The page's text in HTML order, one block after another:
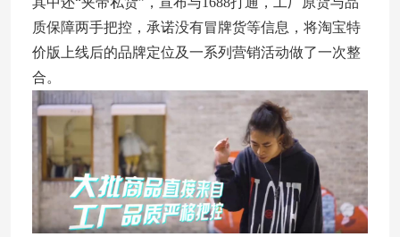
质保障两手把控，承诺没有冒牌货等信息，将淘宝特
价版上线后的品牌定位及一系列营销活动做了一次整
合。